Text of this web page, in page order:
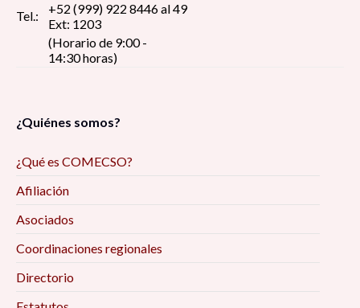
Tel.:
+52 (999) 922 8446 al 49
Ext: 1203
(Horario de 9:00 -
14:30 horas)
¿Quiénes somos?
¿Qué es COMECSO?
Afiliación
Asociados
Coordinaciones regionales
Directorio